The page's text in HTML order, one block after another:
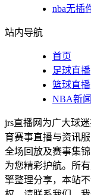
nba无插
站内导航
首页
足球直播
篮球直播
NBA新闻
jrs直播网为广大球
育赛事直播与资讯
全场回放及赛事集
为您精彩护航。所
擎整理分享，本站